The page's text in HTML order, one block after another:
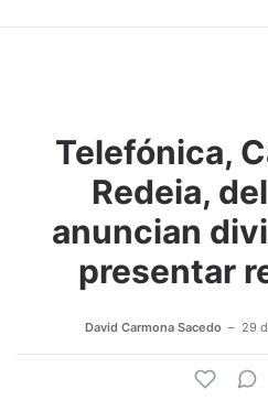
Telefónica,
Redeia,
anuncian
presentar
David Carmona Sacedo 29